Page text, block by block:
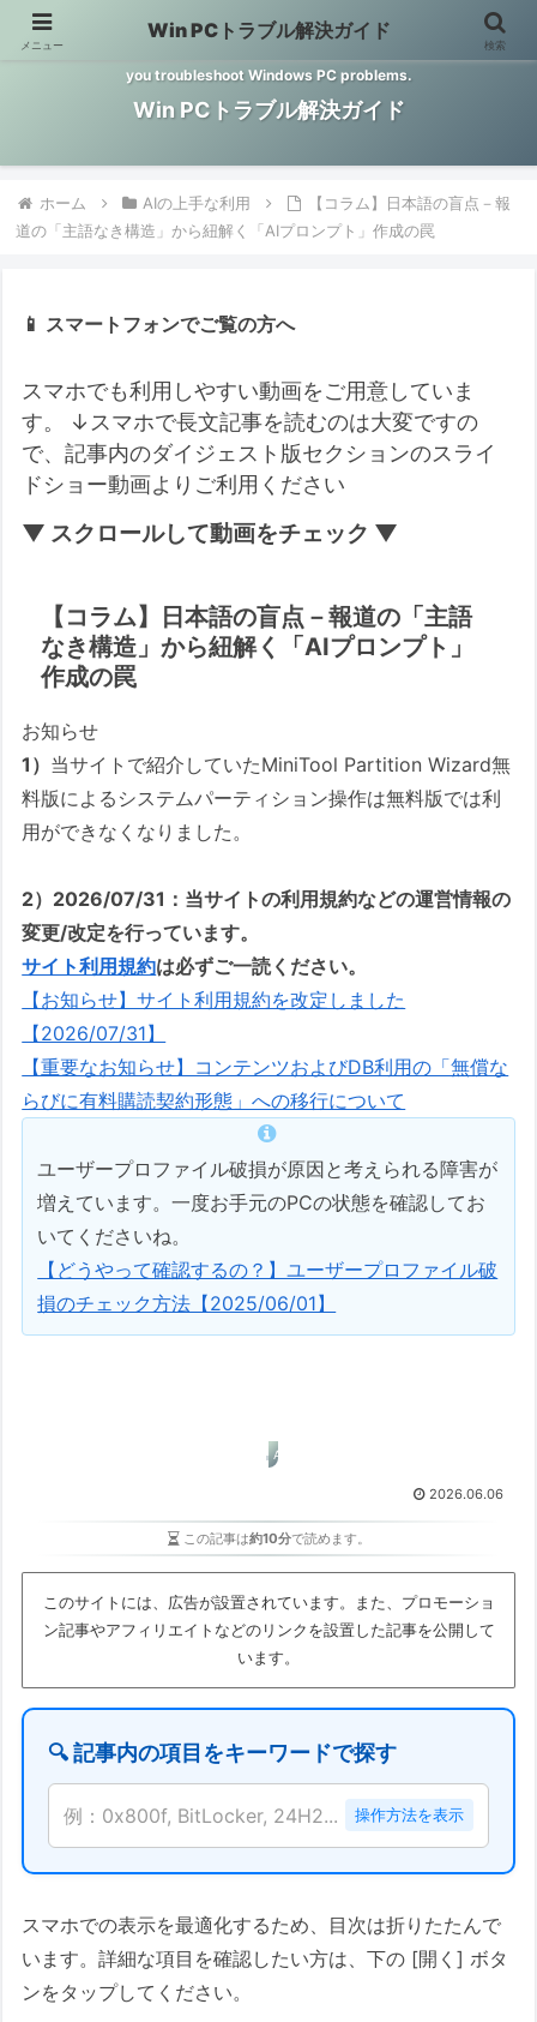
Windows PCのトラブル解決をお手伝いするサイトです。 This site helps
you troubleshoot Windows PC problems.
Win PCトラブル解決ガイド
ホーム AIの上手な利用
【コラム】日本語の盲点－報
道の「主語なき構造」から紐解く「AIプロンプト」作成の罠
📱 スマートフォンでご覧の方へ
スマホでも利用しやすい動画をご用意していま
す。
↓スマホで長文記事を読むのは大変ですの
で、記事内のダイジェスト版セクションのスライ
ドショー動画よりご利用ください
▼ スクロールして動画をチェック ▼
【コラム】日本語の盲点－報道の「主語
なき構造」から紐解く「AIプロンプト」
作成の罠
お知らせ
1） 当サイトで紹介していたMiniTool Partition Wizard無
料版によるシステムパーティション操作は無料版では利
用ができなくなりました。
2）2026/07/31：当サイトの利用規約などの運営情報の
変更/改定を行っています。
サイト利用規約は必ずご一読ください。
【お知らせ】サイト利用規約を改定しました
【2026/07/31】
【重要なお知らせ】コンテンツおよびDB利用の「無償な
らびに有料購読契約形態」への移行について
ユーザープロファイル破損が原因と考えられる障害が
増えています。一度お手元のPCの状態を確認してお
いてくださいね。
【どうやって確認するの？】ユーザープロファイル破
損のチェック方法【2025/06/01】
AIの上手な利用
2026.06.06
この記事は約10分で読めます。
このサイトには、広告が設置されています。また、プロモーショ
ン記事やアフィリエイトなどのリンクを設置した記事を公開して
います。
🔍 記事内の項目をキーワードで探す
例：0x800f, BitLocker, 24H2... 操作方法を表示
スマホでの表示を最適化するため、目次は折りたたんで
います。詳細な項目を確認したい方は、下の [開く] ボタ
ンをタップしてください。
メニュー
Win PCトラブル解決ガイド
検索